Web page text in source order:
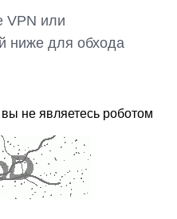
VPN или
ниже для обхода
не являетесь роботом